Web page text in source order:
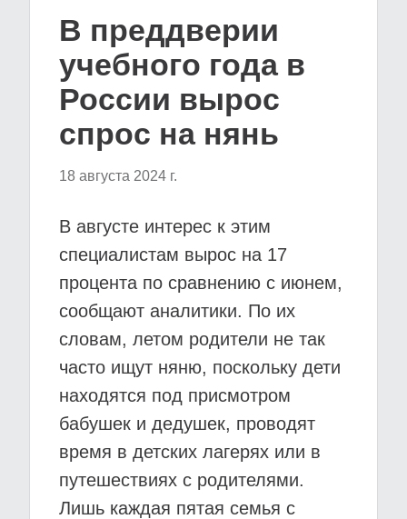
В преддверии
учебного года в
России вырос
спрос на нянь
18 августа 2024 г.
В августе интерес к этим
специалистам вырос на 17
процента по сравнению с июнем,
сообщают аналитики. По их
словам, летом родители не так
часто ищут няню, поскольку дети
находятся под присмотром
бабушек и дедушек, проводят
время в детских лагерях или в
путешествиях с родителями.
Лишь каждая пятая семья с